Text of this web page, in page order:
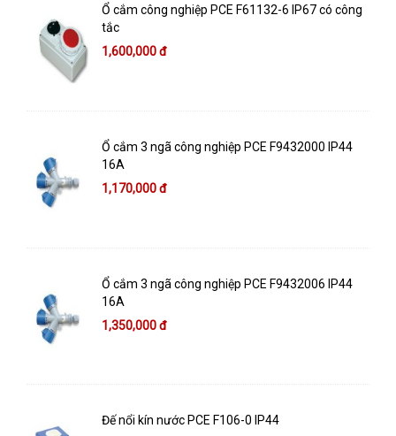
Ổ cắm công nghiệp PCE F61132-6 IP67 có công
tắc
1,600,000 đ
Ổ cắm 3 ngã công nghiệp PCE F9432000 IP44
16A
1,170,000 đ
Ổ cắm 3 ngã công nghiệp PCE F9432006 IP44
16A
1,350,000 đ
Đế nổi kín nước PCE F106-0 IP44